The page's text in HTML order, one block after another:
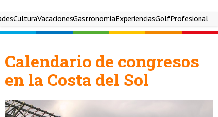
CulturaVacacionesGastronomiaExperienciasGolfProfesional
Calendario de congresos
en la Costa del Sol